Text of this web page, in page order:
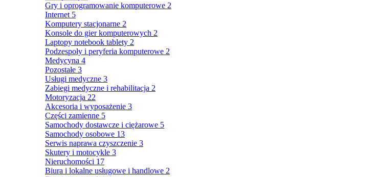
Gry i oprogramowanie komputerowe 2
Internet 5
Komputery stacjonarne 2
Konsole do gier komputerowych 2
Laptopy notebook tablety 2
Podzespoły i peryferia komputerowe 2
Medycyna 4
Pozostałe 3
Usługi medyczne 3
Zabiegi medyczne i rehabilitacja 2
Motoryzacja 22
Akcesoria i wyposażenie 3
Części zamienne 5
Samochody dostawcze i ciężarowe 5
Samochody osobowe 13
Serwis naprawa czyszczenie 3
Skutery i motocykle 3
Nieruchomości 17
Biura i lokalne usługowe i handlowe 2